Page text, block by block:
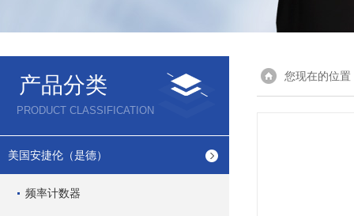
产品分类
PRODUCT CLASSIFICATION
美国安捷伦（是德）
频率计数器
您现在的位置